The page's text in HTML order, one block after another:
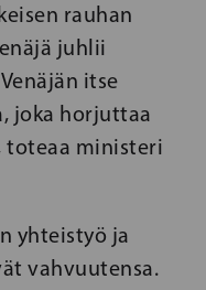
rauhan
juhlii
itse
joka horjuttaa
toteaa ministeri
yhteistyö ja
vahvuutensa.